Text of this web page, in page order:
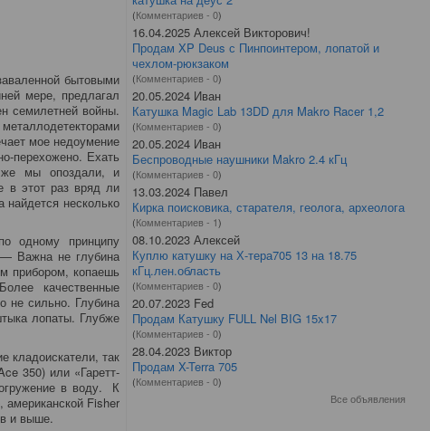
бытовыми
мере, предлагал
семилетней войны.
мое недоумение
перехожено. Ехать
же мы опоздали, и
в этот раз вряд ли
найдется несколько
одному принципу
— Важна не глубина
прибором, копаешь
качественные
не сильно. Глубина
лопаты. Глубже
кладоискатели, так
350) или «Гаретт-
в воду. К
Fisher
и выше.
(Комментариев - 0)
16.04.2025 Алексей Викторович!
Продам XP Deus с Пинпоинтером, лопатой и
чехлом-рюкзаком
(Комментариев - 0)
20.05.2024 Иван
Катушка Magic Lab 13DD для Makro Racer 1,2
(Комментариев - 0)
20.05.2024 Иван
Беспроводные наушники Makro 2.4 кГц
(Комментариев - 0)
13.03.2024 Павел
Кирка поисковика, старателя, геолога, археолога
(Комментариев - 1)
08.10.2023 Алексей
Куплю катушку на Х-тера705 13 на 18.75
кГц.лен.область
(Комментариев - 0)
20.07.2023 Fed
Продам Катушку FULL Nel BIG 15x17
(Комментариев - 0)
28.04.2023 Виктор
Продам X-Terra 705
(Комментариев - 0)
Все объявления